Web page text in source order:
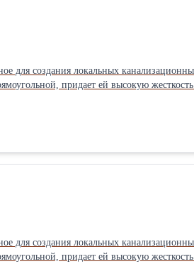
для создания локальных
придает ей высокую
обслуживающих человек 5
1 куб.м/сут
для создания локальных
придает ей высокую